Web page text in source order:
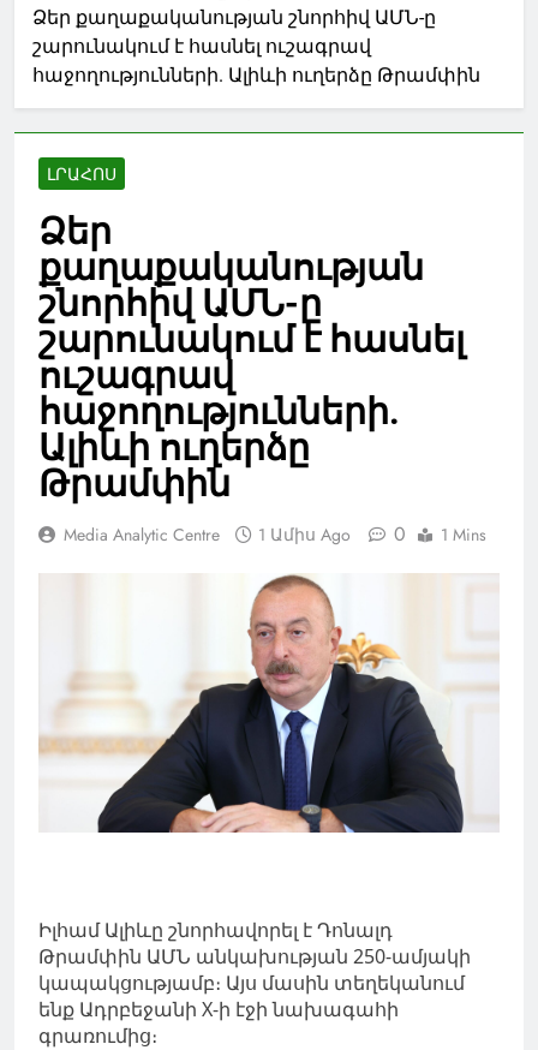
Ձեր քաղաքականության շնորհիվ ԱՄՆ-ը
շարունակում է հասնել ուշագրավ
հաջողությունների. Ալիևի ուղերձը Թրամփին
ԼՐԱՀՈՍ
Ձեր
քաղաքականության
շնորհիվ ԱՄՆ-ը
շարունակում է հասնել
ուշագրավ
հաջողությունների.
Ալիևի ուղերձը
Թրամփին
Media Analytic Centre 1 Ամիս Ago 0 1 Mins
Իլհամ Ալիևը շնորհավորել է Դոնալդ
Թրամփին ԱՄՆ անկախության 250-ամյակի
կապակցությամբ։ Այս մասին տեղեկանում
ենք Ադրբեջանի X-ի էջի նախագահի
գրառումից։